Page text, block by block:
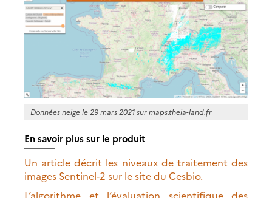
Données neige le 29 mars 2021 sur maps.theia-land.fr
En savoir plus sur le produit
Un article décrit les niveaux de traitement des
images Sentinel-2 sur le site du Cesbio.
L’algorithme et l’évaluation scientifique des